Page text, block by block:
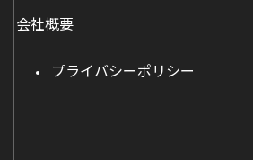
会社概要
プライバシーポリシー